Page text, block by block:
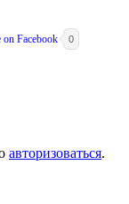
0
авторизоваться.